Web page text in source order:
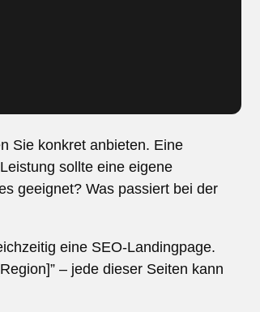
Sie konkret anbieten. Eine
sollte eine eigene
geeignet? Was passiert bei der
eine SEO-Landingpage.
– jede dieser Seiten kann